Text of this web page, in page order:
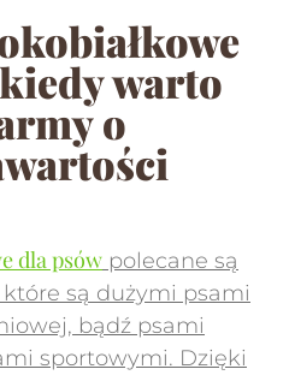
warto
o
dla psów polecane są
które są dużymi psami
bądź psami
sportowymi. Dzięki